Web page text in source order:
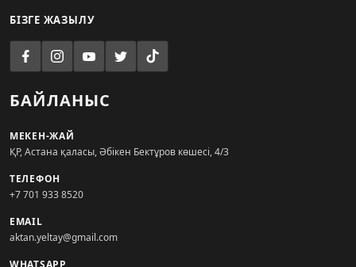
БІЗГЕ ЖАЗЫЛУ
БАЙЛАНЫС
МЕКЕН-ЖАЙ
ҚР, Астана қаласы, Әбікен Бектұров көшесі, 4/3
ТЕЛЕФОН
+7 701 933 8520
EMAIL
aktan.yeltay@gmail.com
WHATSAPP